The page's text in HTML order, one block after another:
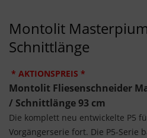
Montolit
Schnittlänge
* AKTIONSPREIS *
Montolit Fliesenschneider
/ Schnittlänge 93 cm
Die komplett neu entwickelte P5
Vorgängerserie fort. Die P5-Serie